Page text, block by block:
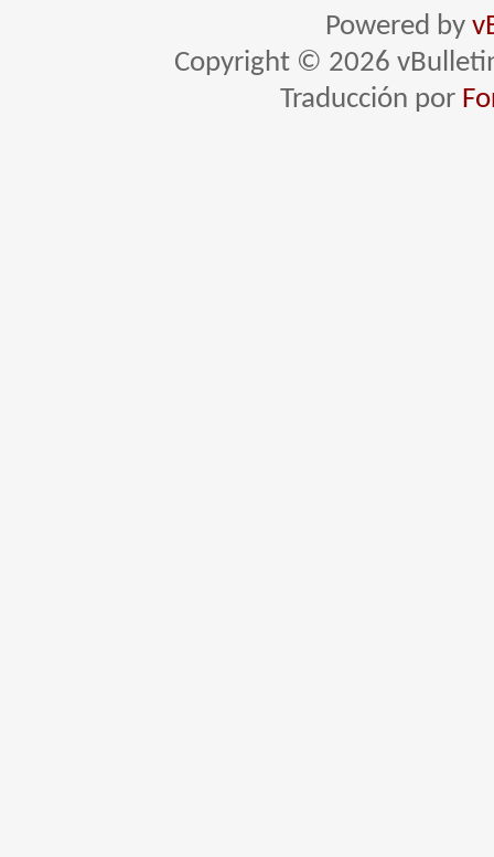
Powered by
Copyright © 2026
Traducción por